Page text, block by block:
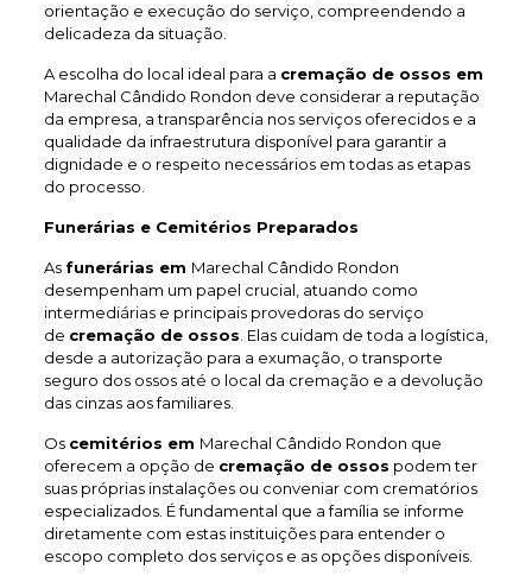
orientação e execução do serviço, compreendendo a
delicadeza da situação.
A escolha do local ideal para a cremação de ossos em
Marechal Cândido Rondon deve considerar a reputação
da empresa, a transparência nos serviços oferecidos e a
qualidade da infraestrutura disponível para garantir a
dignidade e o respeito necessários em todas as etapas
do processo.
Funerárias e Cemitérios Preparados
As funerárias em Marechal Cândido Rondon
desempenham um papel crucial, atuando como
intermediárias e principais provedoras do serviço
de cremação de ossos . Elas cuidam de toda a logística,
desde a autorização para a exumação, o transporte
seguro dos ossos até o local da cremação e a devolução
das cinzas aos familiares.
Os cemitérios em Marechal Cândido Rondon que
oferecem a opção de cremação de ossos podem ter
suas próprias instalações ou conveniar com crematórios
especializados. É fundamental que a família se informe
diretamente com estas instituições para entender o
escopo completo dos serviços e as opções disponíveis.